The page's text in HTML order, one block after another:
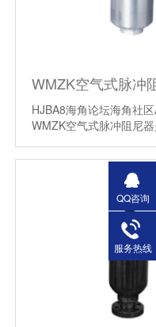
WMZK空气式脉冲
HJBA8海角论坛海角社
WMZK空气式脉冲阻尼
QQ咨询
服务热线